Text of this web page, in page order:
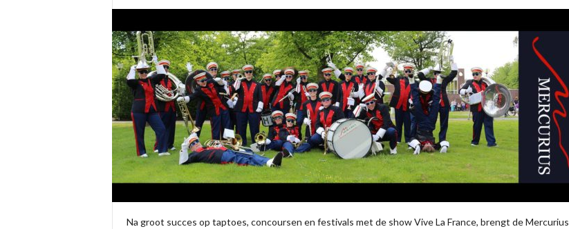
Na groot succes op taptoes, concoursen en festivals met de show Vive La France, brengt de Mercurius